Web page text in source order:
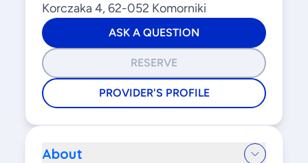
Korczaka 4, 62-052 Komorniki
ASK A QUESTION
RESERVE
PROVIDER'S PROFILE
About